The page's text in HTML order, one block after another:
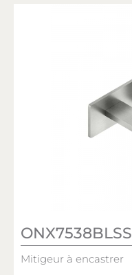
ONX7538BLSS
Mitigeur à encastrer